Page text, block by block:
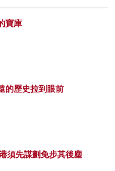
寶庫
的歷史拉到眼前
須先謀劃免步其後塵